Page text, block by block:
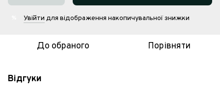
Увійти для відображення накопичувальної знижки
До обраного Порівняти
Відгуки